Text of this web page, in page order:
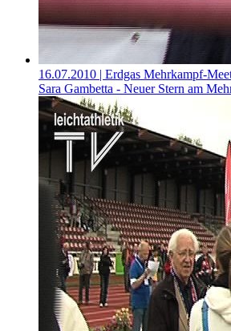
16.07.2010 | Erdgas Mehrkampf-
Sara Gambetta - Neuer Stern am